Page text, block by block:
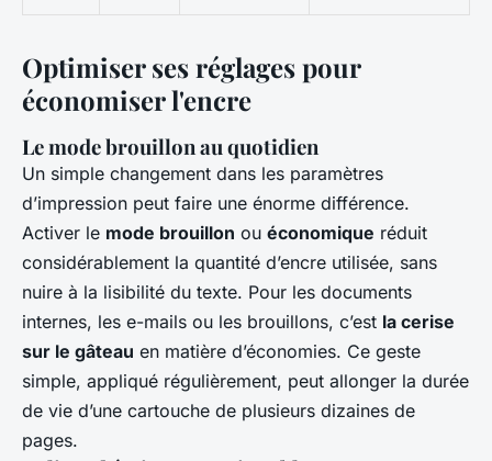
Optimiser ses réglages pour
économiser l'encre
Le mode brouillon au quotidien
Un simple changement dans les paramètres
d’impression peut faire une énorme différence.
Activer le mode brouillon ou économique réduit
considérablement la quantité d’encre utilisée, sans
nuire à la lisibilité du texte. Pour les documents
internes, les e-mails ou les brouillons, c’est la cerise
sur le gâteau en matière d’économies. Ce geste
simple, appliqué régulièrement, peut allonger la durée
de vie d’une cartouche de plusieurs dizaines de
pages.